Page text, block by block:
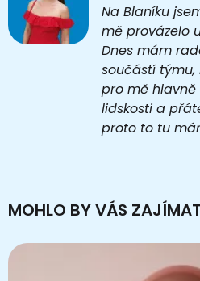
Na Blaníku
mě provázelo
Dnes mám
součástí týmu,
pro mě hlavně
lidskosti a
proto to tu
MOHLO BY VÁS ZAJÍMAT